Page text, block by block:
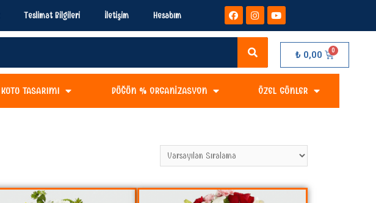
Teslimat Bilgileri İletişim Hesabım
₺0,00
KUTU TASARIMI DÜĞÜN % ORGANIZASYON ÖZEL GÜNLER